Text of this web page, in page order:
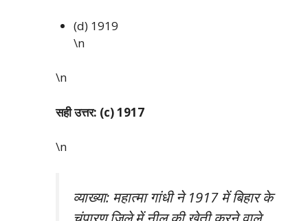
(d) 1919
\n
\n
सही उत्तर: (c) 1917
\n
व्याख्या: महात्मा गांधी ने 1917 में बिहार के